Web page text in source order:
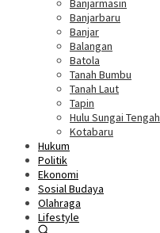
Banjarmasin
Banjarbaru
Banjar
Balangan
Batola
Tanah Bumbu
Tanah Laut
Tapin
Hulu Sungai Tengah
Kotabaru
Hukum
Politik
Ekonomi
Sosial Budaya
Olahraga
Lifestyle